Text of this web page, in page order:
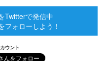
Twitterで発信中
フォローしよう！
ウント